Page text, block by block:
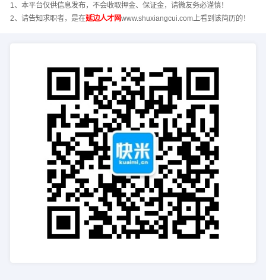
1、本平台仅供信息发布，不会收取押金、保证金，请微友务必谨慎！
2、请告知求职者，是在延边人才网www.shuxiangcui.com上看到该简历的！